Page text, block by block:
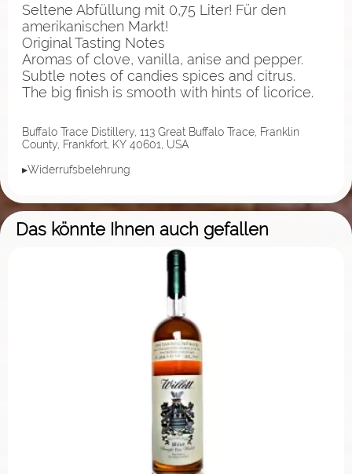
Seltene Abfüllung mit 0,75 Liter! Für den
amerikanischen Markt!
Original Tasting Notes
Aromas of clove, vanilla, anise and pepper.
Subtle notes of candies spices and citrus.
The big finish is smooth with hints of licorice.
Buffalo Trace Distillery, 113 Great Buffalo Trace, Franklin
County, Frankfort, KY 40601, USA
▸Widerrufsbelehrung
Das könnte Ihnen auch gefallen